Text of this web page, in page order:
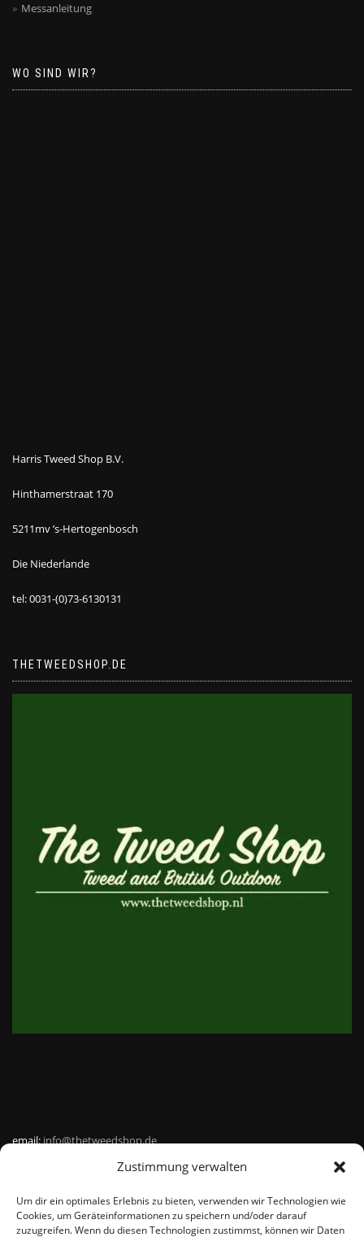
Zustimmung verwalten
Um dir ein optimales Erlebnis zu bieten, verwenden wir Technologien wie
Cookies, um Geräteinformationen zu speichern und/oder darauf
zuzugreifen. Wenn du diesen Technologien zustimmst, können wir Daten
Messanleitung
WO SIND WIR?
Harris Tweed Shop B.V.
Hinthamerstraat 170
5211mv ’s-Hertogenbosch
Die Niederlande
tel: 0031-(0)73-6130131
THETWEEDSHOP.DE
email:info@thetweedshop.de
Kvk Nummer: 88959732
MWSnr: NL864836247B01